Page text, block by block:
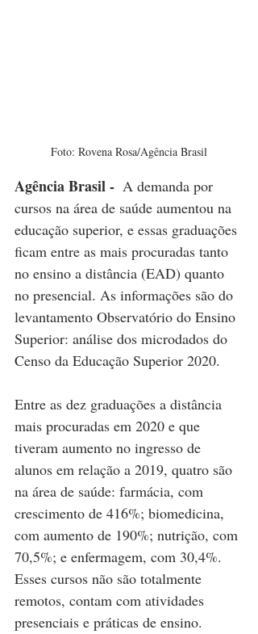
Foto: Rovena Rosa/Agência Brasil
Agência Brasil - A demanda por
cursos na área de saúde aumentou na
educação superior, e essas graduações
ficam entre as mais procuradas tanto
no ensino a distância (EAD) quanto
no presencial. As informações são do
levantamento Observatório do Ensino
Superior: análise dos microdados do
Censo da Educação Superior 2020.
Entre as dez graduações a distância
mais procuradas em 2020 e que
tiveram aumento no ingresso de
alunos em relação a 2019, quatro são
na área de saúde: farmácia, com
crescimento de 416%; biomedicina,
com aumento de 190%; nutrição, com
70,5%; e enfermagem, com 30,4%.
Esses cursos não são totalmente
remotos, contam com atividades
presenciais e práticas de ensino.